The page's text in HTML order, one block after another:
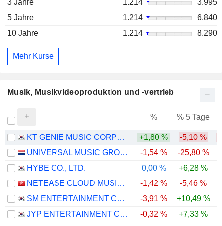
3 Jahre
1.214
3.995
5 Jahre
1.214
6.840
10 Jahre
1.214 8.290
Mehr Kurse
Musik, Musikvideoproduktion und -vertrieb
% % 5 Tage
KT GENIE MUSIC CORPORATION +1,80 % -5,10 %
UNIVERSAL MUSIC GROUP N.V.
-1,54 % -25,80 %
HYBE CO., LTD.
0,00 % +6,28 %
NETEASE CLOUD MUSIC INC.
-1,42 % -5,46 %
SM ENTERTAINMENT CO., LTD.
-3,91 % +10,49 %
JYP ENTERTAINMENT CORPORATION
-0,32 % +7,33 %